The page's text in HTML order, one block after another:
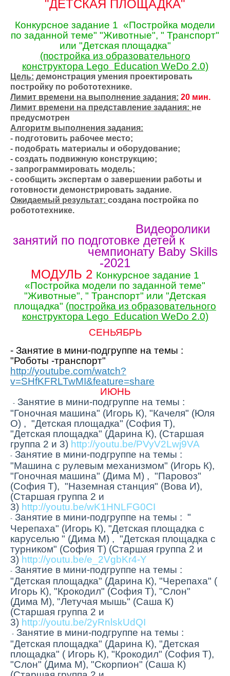
"ДЕТСКАЯ ПЛОЩАДКА"
Конкурсное задание 1 «Постройка модели
по заданной теме" "Животные", " Транспорт"
или "Детская площадка"
(постройка из образовательного
конструктора Lego Education WeDo 2.0)
Цель: демонстрация умения проектировать
постройку по робототехнике.
Лимит времени на выполнение задания: 20 мин.
Лимит времени на представление задания: не
предусмотрен
Алгоритм выполнения задания:
- подготовить рабочее место;
- подобрать материалы и оборудование;
- создать подвижную конструкцию;
- запрограммировать модель;
- сообщить экспертам о завершении работы и
готовности демонстрировать задание.
Ожидаемый результат: создана постройка по
робототехнике.
Видеоролики
занятий по подготовке детей к
чемпионату Baby Skills
-2021
МОДУЛЬ 2 Конкурсное задание 1
«Постройка модели по заданной теме"
"Животные", " Транспорт" или "Детская
площадка" (постройка из образовательного
конструктора Lego Education WeDo 2.0)
СЕНЬЯБРЬ
- Занятие в мини-подгруппе на темы :
"Роботы -транспорт"
http://youtube.com/watch?
v=SHfKFRLTwMI&feature=share
ИЮНЬ
- Занятие в мини-подгруппе на темы :
"Гоночная машина" (Игорь К), "Качеля" (Юля
О) , "Детская площадка" (София Т),
"Детская площадка" (Дарина К), (Старшая
группа 2 и 3) http://youtu.be/PVyV2Lwj9VA
- Занятие в мини-подгруппе на темы :
"Машина с рулевым механизмом" (Игорь К),
"Гоночная машина" (Дима М) , "Паровоз"
(София Т), "Наземная станция" (Вова И),
(Старшая группа 2 и
3) http://youtu.be/wK1HNLFG0CI
- Занятие в мини-подгруппе на темы : "
Черепаха" (Игорь К), "Детская площадка с
каруселью " (Дима М) , "Детская площадка с
турником" (София Т) (Старшая группа 2 и
3) http://youtu.be/e_2VgbKr4-Y
- Занятие в мини-подгруппе на темы :
"Детская площадка" (Дарина К), "Черепаха" (
Игорь К), "Крокодил" (София Т), "Слон"
(Дима М), "Летучая мышь" (Саша К)
(Старшая группа 2 и
3) http://youtu.be/2yRnlskUdQI
- Занятие в мини-подгруппе на темы :
"Детская площадка" (Дарина К), "Детская
площадка" ( Игорь К), "Крокодил" (София Т),
"Слон" (Дима М), "Скорпион" (Саша К)